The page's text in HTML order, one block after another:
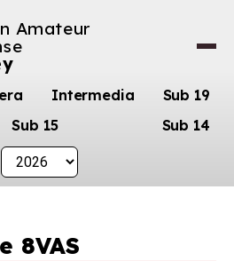
Amateur
Intermedia
Sub 19
Sub 15 Sub 14
8VAS